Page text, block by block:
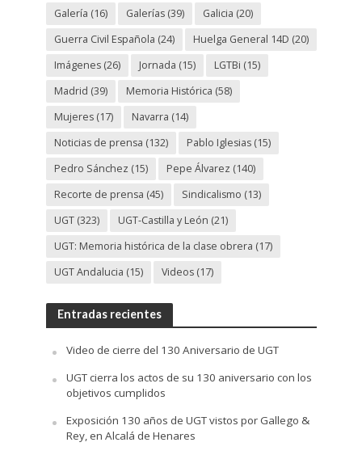
Galería (16) Galerías(39) Galicia (20)
Guerra Civil Española (24) Huelga General 14D (20)
Imágenes(26) Jornada (15) LGTBi (15)
Madrid (39) Memoria Histórica (58)
Mujeres(17) Navarra (14)
Noticias de prensa (132) Pablo Iglesias(15)
Pedro Sánchez (15) Pepe Álvarez (140)
Recorte de prensa (45) Sindicalismo (13)
UGT(323) UGT-Castilla y León (21)
UGT: Memoria histórica de la clase obrera (17)
UGT Andalucia (15) Videos(17)
Entradas recientes
Video de cierre del 130 Aniversario de UGT
UGT cierra los actos de su 130 aniversario con los
objetivos cumplidos
Exposición 130 años de UGT vistos por Gallego &
Rey, en Alcalá de Henares